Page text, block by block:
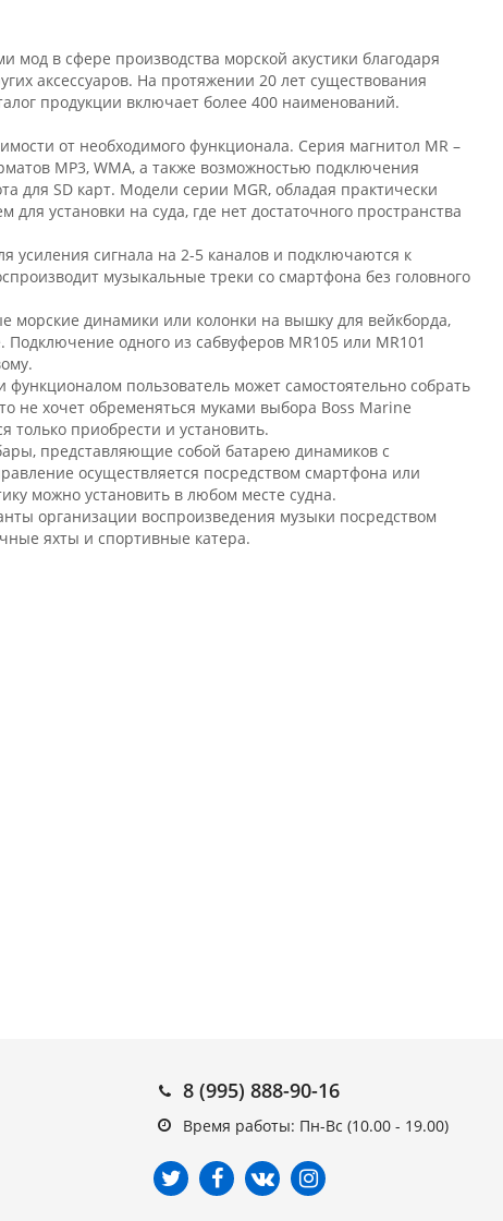
в сфере производства морской акустики благодаря
аксессуаров. На протяжении 20 лет существования
продукции включает более 400 наименований.
от необходимого функционала. Серия магнитол MR –
MP3, WMA, а также возможностью подключения
для SD карт. Модели серии MGR, обладая практически
установки на суда, где нет достаточного пространства
усиления сигнала на 2-5 каналов и подключаются к
музыкальные треки со смартфона без головного
морские динамики или колонки на вышку для вейкборда,
одного из сабвуферов MR105 или MR101
пользователь может самостоятельно собрать
не хочет обременяться муками выбора Boss Marine
только приобрести и установить.
представляющие собой батарею динамиков с
осуществляется посредством смартфона или
можно установить в любом месте судна.
организации воспроизведения музыки посредством
яхты и спортивные катера.
8 (995) 888-90-16
Время работы: Пн-Вс (10.00 - 19.00)